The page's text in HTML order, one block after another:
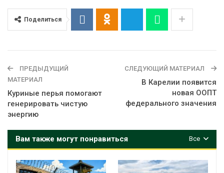
Поделиться
ПРЕДЫДУЩИЙ
МАТЕРИАЛ
Куриные перья помогают
генерировать чистую
энергию
СЛЕДУЮЩИЙ МАТЕРИАЛ
В Карелии появится
новая ООПТ
федерального значения
Все
Вам также могут понравиться